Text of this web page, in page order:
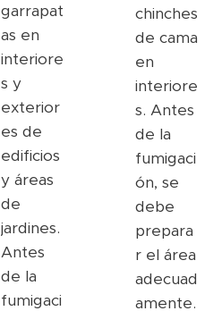
garrapat
as en
interiore
s y
exterior
es de
edificios
y áreas
de
jardines.
Antes
de la
fumigaci
chinches
de cama
en
interiore
s. Antes
de la
fumigaci
ón, se
debe
prepara
r el área
adecuad
amente.